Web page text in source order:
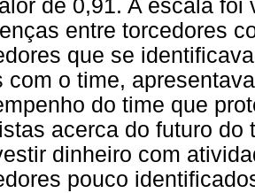
de 0,91. A escala
entre torcedores
que se
com o time,
do time que
acerca do futuro
dinheiro com
pouco